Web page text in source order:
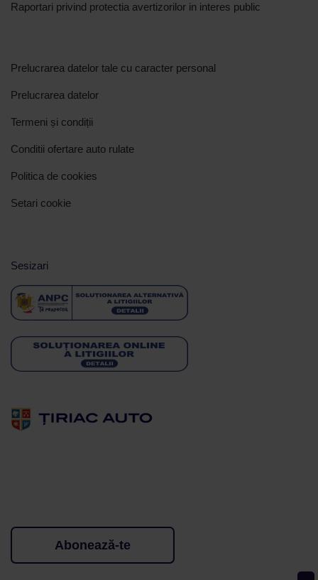
Raportari privind protectia avertizorilor in interes public
Prelucrarea datelor tale cu caracter personal
Prelucrarea datelor
Termeni și condiții
Conditii ofertare auto rulate
Politica de cookies
Setari cookie
Sesizari
Abonează-te